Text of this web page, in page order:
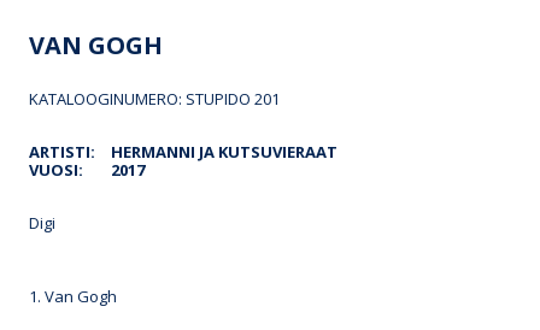
VAN GOGH
KATALOOGINUMERO: STUPIDO 201
ARTISTI:
HERMANNI JA KUTSUVIERAAT
VUOSI:
2017
Digi
1. Van Gogh